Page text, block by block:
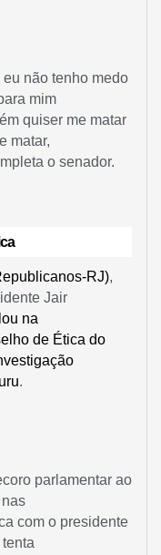
não tenho medo
mim
quiser me matar
matar,
o senador.
RJ),
Jair
na
de Ética do
.
parlamentar ao
com o presidente